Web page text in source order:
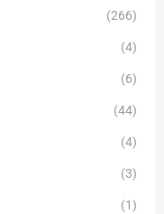
(266)
(4)
(6)
(44)
(4)
(3)
(1)